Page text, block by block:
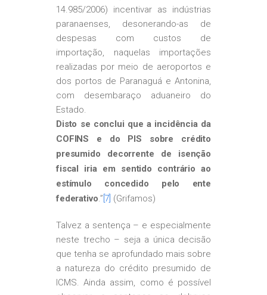
14.985/2006) incentivar as indústrias
paranaenses, desonerando-as de
despesas com custos de
importação, naquelas importações
realizadas por meio de aeroportos e
dos portos de Paranaguá e Antonina,
com desembaraço aduaneiro do
Estado.
Disto se conclui que a incidência da
COFINS e do PIS sobre crédito
presumido decorrente de isenção
fiscal iria em sentido contrário ao
estímulo concedido pelo ente
federativo.” [7] (Grifamos)
Talvez a sentença – e especialmente
neste trecho – seja a única decisão
que tenha se aprofundado mais sobre
a natureza do crédito presumido de
ICMS. Ainda assim, como é possível